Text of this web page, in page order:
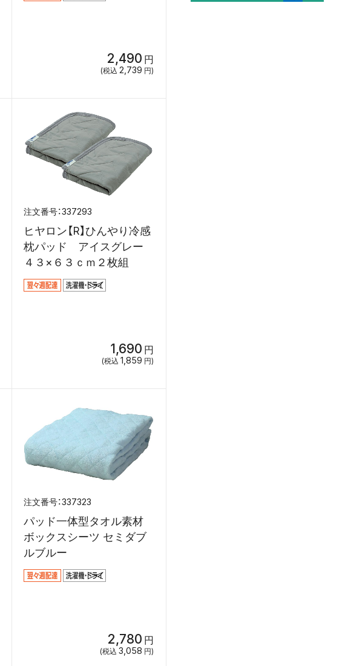
2,490 円
(税込 2,739 円)
337293
ヒヤロン【R】ひんやり冷感
枕パッド アイスグレー
４３×６３ｃｍ２枚組
1,690 円
(税込 1,859 円)
337323
パッド一体型タオル素材
ボックスシーツ セミダブ
ルブルー
2,780 円
(税込 3,058 円)